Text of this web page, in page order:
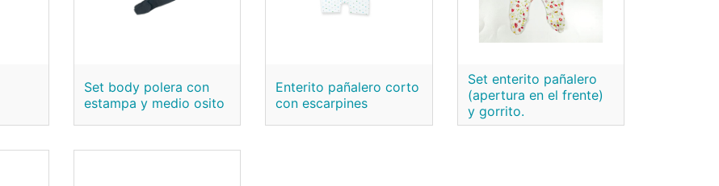
Set body polera con
estampa y medio osito
Enterito pañalero corto
con escarpines
Set enterito pañalero
(apertura en el frente)
y gorrito.